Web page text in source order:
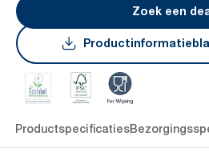
Zoek een
Productspecificaties